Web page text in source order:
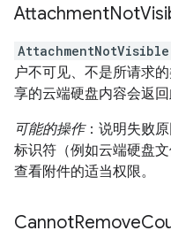
AttachmentNot
AttachmentNotVisible
户不可见、不是所请求
享的云端硬盘内容会返回
可能的操作：说明失败
标识符（例如云端硬盘
查看附件的适当权限。
CannotRemove